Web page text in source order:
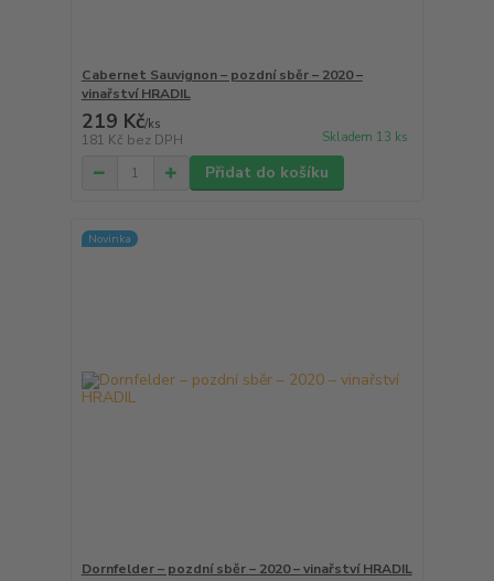
Cabernet Sauvignon – pozdní sběr – 2020 –
vinařství HRADIL
219 Kč/ks
181 Kč bez DPH Skladem 13 ks
Přidat do košíku
Novinka
Dornfelder – pozdní sběr – 2020 – vinařství HRADIL